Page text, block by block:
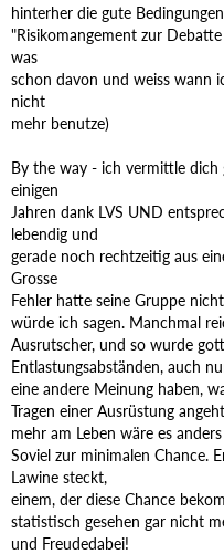
hinterher die gute
"Risikomangement zur
was
schon davon und weiss wann
nicht
mehr benutze)
By the way - ich vermittle dich
einigen
Jahren dank LVS UND
lebendig und
gerade noch rechtzeitig aus
Grosse
Fehler hatte seine Gruppe
würde ich sagen. Manchmal
Ausrutscher, und so wurde
Entlastungsabständen, auch
eine andere Meinung haben,
Tragen einer Ausrüstung
mehr am Leben wäre es
Soviel zur minimalen Chance.
Lawine steckt,
einem, der diese Chance
statistisch gesehen gar nicht
und Freudedabei!